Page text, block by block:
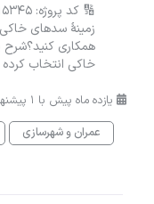
زمینهٔ سدهای
همکاری
خاکی انتخاب
یازده ماه پیش با 1 پیشنهاد رسیده
عمران و شهرسازی